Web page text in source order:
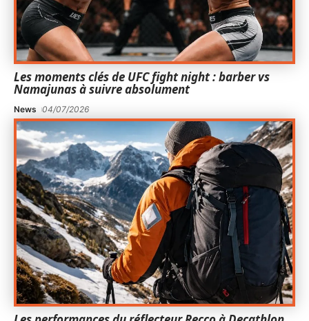
Les moments clés de UFC fight night : barber vs
Namajunas à suivre absolument
News 04/07/2026